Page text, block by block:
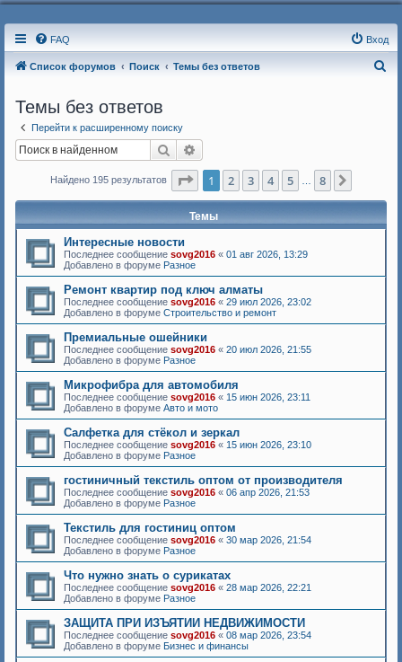
FAQ Вход
Список форумов Поиск Темы без ответов
Темы без ответов
Перейти к расширенному поиску
Поиск
Найдено 195 результатов Страница из
1 2 3 4 5 8
Темы
Интересные новости
Последнее сообщение sovg2016 « 01 авг 2026, 13:29
Добавлено в форуме Разное
Ремонт квартир под ключ алматы
Последнее сообщение sovg2016 « 29 июл 2026, 23:02
Добавлено в форуме Строительство и ремонт
Премиальные ошейники
Последнее сообщение sovg2016 « 20 июл 2026, 21:55
Добавлено в форуме Разное
Микрофибра для автомобиля
Последнее сообщение sovg2016 « 15 июн 2026, 23:11
Добавлено в форуме Авто и мото
Салфетка для стёкол и зеркал
Последнее сообщение sovg2016 « 15 июн 2026, 23:10
Добавлено в форуме Разное
гостиничный текстиль оптом от производителя
Последнее сообщение sovg2016 « 06 апр 2026, 21:53
Добавлено в форуме Разное
Текстиль для гостиниц оптом
Последнее сообщение sovg2016 « 30 мар 2026, 21:54
Добавлено в форуме Разное
Что нужно знать о сурикатах
Последнее сообщение sovg2016 « 28 мар 2026, 22:21
Добавлено в форуме Разное
ЗАЩИТА ПРИ ИЗЪЯТИИ НЕДВИЖИМОСТИ
Последнее сообщение sovg2016 « 08 мар 2026, 23:54
Добавлено в форуме Бизнес и финансы